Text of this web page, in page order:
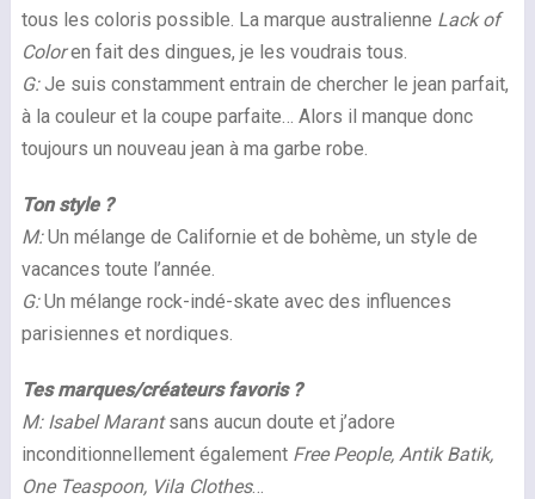
tous les coloris possible. La marque australienne Lack of
Coloren fait des dingues, je les voudrais tous.
G:Je suis constamment entrain de chercher le jean parfait,
à la couleur et la coupe parfaite… Alors il manque donc
toujours un nouveau jean à ma garbe robe.
Ton style ?
M:Un mélange de Californie et de bohème, un style de
vacances toute l’année.
G:Un mélange rock-indé-skate avec des influences
parisiennes et nordiques.
Tes marques/créateurs favoris ?
M: Isabel Marantsans aucun doute et j’adore
inconditionnellement également Free People, Antik Batik,
One Teaspoon, Vila Clothes…